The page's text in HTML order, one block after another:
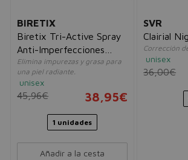
BIRETIX
Biretix Tri-Active Spray
Anti-Imperfecciones
100ml
Elimina impurezas y grasa para
una piel radiante.
unisex
45,96€ 38,95€
1 unidades
Añadir a la cesta
SVR
Clairial
Corrección
unisex
36,00€